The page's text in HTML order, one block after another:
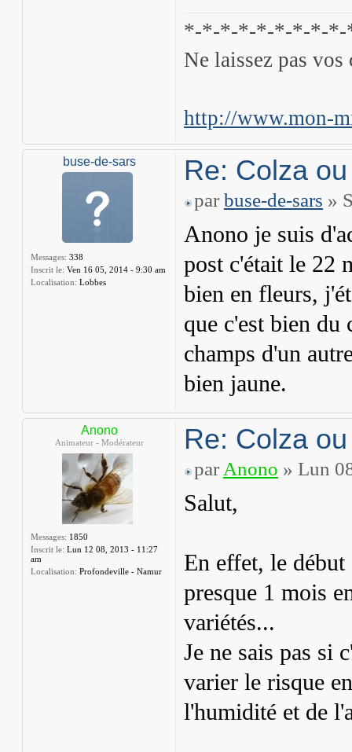
*-*-*-*-*-*-*-*-
Ne laissez pas
http://www.mon-
buse-de-sars
Messages: 338
Inscrit le: Ven 16 05, 2014 - 9:30 am
Localisation: Lobbes
Re: Colza
par buse-de-sars »
Anono je suis
post c'était le 22
bien en fleurs,
que c'est bien du
champs d'un
bien jaune.
Anono
Animateur - Modérateur
Messages: 1850
Inscrit le: Lun 12 08, 2013 - 11:27
am
Localisation: Profondeville - Namur
Re: Colza
par Anono » Lun
Salut,
En effet, le
presque 1 mois
variétés...
Je ne sais pas si
varier le risque
l'humidité et de